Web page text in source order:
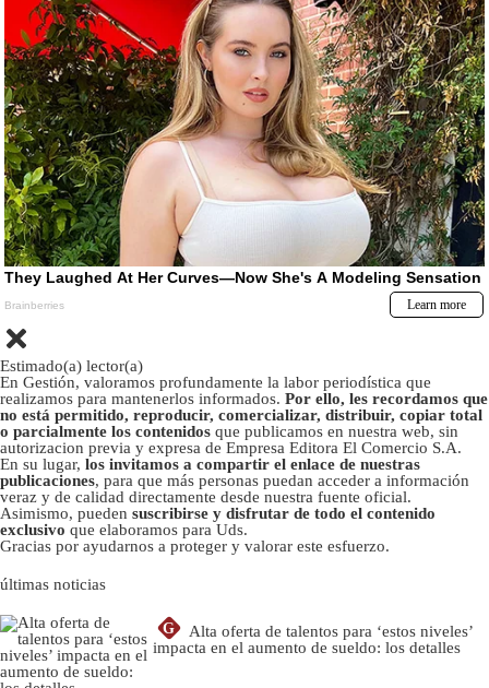
Estimado(a) lector(a)
En Gestión, valoramos profundamente la labor periodística que
realizamos para mantenerlos informados. Por ello, les recordamos que
no está permitido, reproducir, comercializar, distribuir, copiar total
o parcialmente los contenidos que publicamos en nuestra web, sin
autorizacion previa y expresa de Empresa Editora El Comercio S.A.
En su lugar, los invitamos a compartir el enlace de nuestras
publicaciones, para que más personas puedan acceder a información
veraz y de calidad directamente desde nuestra fuente oficial.
Asimismo, pueden suscribirse y disfrutar de todo el contenido
exclusivo que elaboramos para Uds.
Gracias por ayudarnos a proteger y valorar este esfuerzo.
últimas noticias
G
Alta oferta de talentos para ‘estos niveles’
impacta en el aumento de sueldo: los detalles